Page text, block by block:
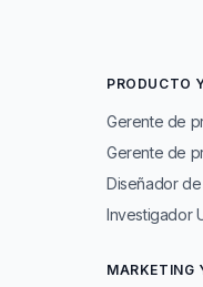
PRODUCTO
Gerente de
Gerente de
Diseñador
Investigador
MARKETING